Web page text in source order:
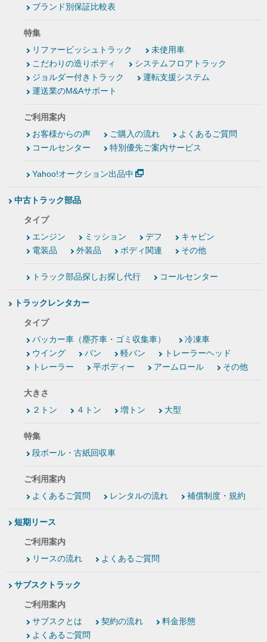
ブランド別保証比較表
特集
リファービッシュトラック
未使用車
こだわりの造りボディ
システムフロアトラック
ジョルダー付きトラック
運転支援システム
運送業のM&Aサポート
ご利用案内
お客様からの声
ご購入の流れ
よくあるご質問
コールセンター
特別優先ご案内サービス
Yahoo!オークション出品中
中古トラック部品
タイプ
エンジン
ミッション デフ
キャビン
電装品
外装品 ボディ関連 その他
トラック部品探しお探し代行 コールセンター
トラックレンタカー
タイプ
パッカー車（塵芥車・ゴミ収集車）
冷凍車
ウイング
バン 軽バン
トレーラーヘッド
トレーラー
平ボディー アームロール その他
大きさ
２トン
４トン 増トン 大型
特集
段ボール・古紙回収車
ご利用案内
よくあるご質問
レンタルの流れ 補償制度・規約
短期リース
ご利用案内
リースの流れ
よくあるご質問
サブスクトラック
ご利用案内
サブスクとは
契約の流れ
料金形態
よくあるご質問